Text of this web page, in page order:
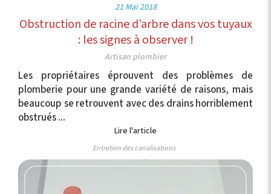
21 Mai 2018
Obstruction de racine d’arbre dans vos tuyaux
: les signes à observer !
Artisan plombier
Les propriétaires éprouvent des problèmes de
plomberie pour une grande variété de raisons, mais
beaucoup se retrouvent avec des drains horriblement
obstrués ...
Lire l'article
Entretien des canalisations